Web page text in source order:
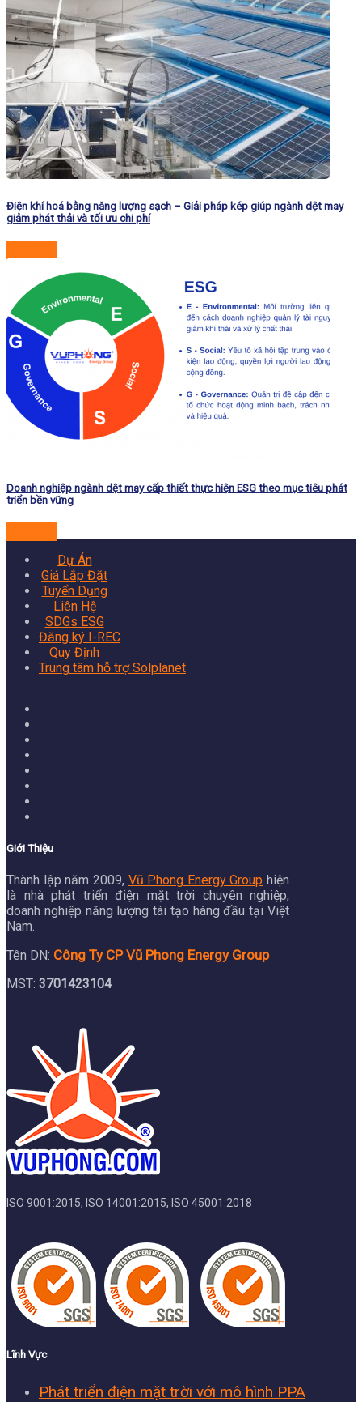
Điện khí hoá bằng năng lượng sạch – Giải pháp kép giúp ngành dệt may
giảm phát thải và tối ưu chi phí
Doanh nghiệp ngành dệt may cấp thiết thực hiện ESG theo mục tiêu phát
triển bền vững
Dự Án
Giá Lắp Đặt
Tuyển Dụng
Liên Hệ
SDGs ESG
Đăng ký I-REC
Quy Định
Trung tâm hỗ trợ Solplanet
Giới Thiệu
Thành lập năm 2009, Vũ Phong Energy Group hiện
là nhà phát triển điện mặt trời chuyên nghiệp,
doanh nghiệp năng lượng tái tạo hàng đầu tại Việt
Nam.
Tên DN: Công Ty CP Vũ Phong Energy Group
MST: 3701423104
ISO 9001:2015, ISO 14001:2015, ISO 45001:2018
Lĩnh Vực
Phát triển điện mặt trời với mô hình PPA